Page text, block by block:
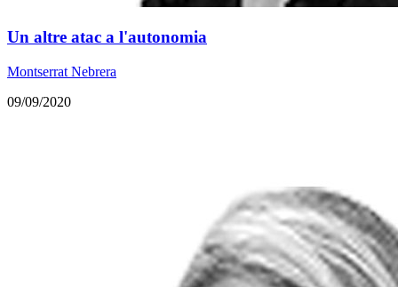
Un altre atac a l'autonomia
Montserrat Nebrera
09/09/2020